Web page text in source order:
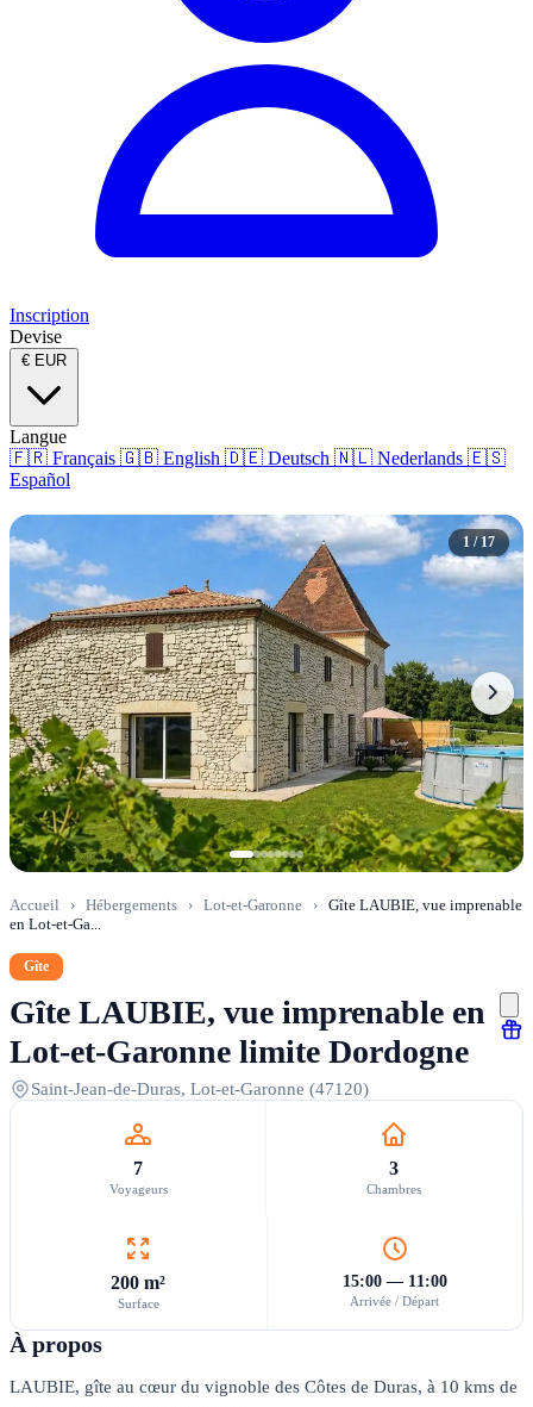
Inscription
Devise
€ EUR
Langue
🇫🇷 Français 🇬🇧 English 🇩🇪 Deutsch 🇳🇱 Nederlands 🇪🇸
Español
1 / 17
Accueil › Hébergements › Lot-et-Garonne › Gîte LAUBIE, vue imprenable
en Lot-et-Ga...
Gîte
Gîte LAUBIE, vue imprenable en
Lot-et-Garonne limite Dordogne
Saint-Jean-de-Duras, Lot-et-Garonne (47120)
7
Voyageurs
3
Chambres
200 m²
Surface
15:00 — 11:00
Arrivée / Départ
À propos
LAUBIE, gîte au cœur du vignoble des Côtes de Duras, à 10 kms de